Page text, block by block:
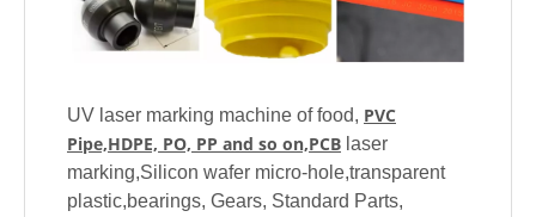
UV laser marking machine of food, PVC
Pipe,HDPE, PO, PP and so on,PCB laser
marking,Silicon wafer micro-hole,transparent
plastic,bearings, Gears, Standard Parts,